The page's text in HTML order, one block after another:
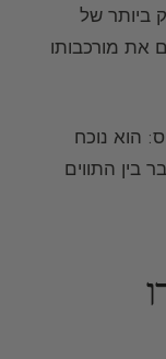
ביותר של
לבושם את מורכבותו
הוא נוכח
בין התווים